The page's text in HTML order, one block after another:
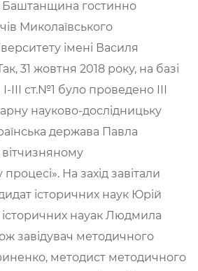
Баштанщина гостинно
Миколаївського
імені Василя
31 жовтня 2018 року, на базі
ст.№1 було проведено ІІІ
науково-дослідницьку
держава Павла
На захід завітали
історичних наук Юрій
історичних науак Людмила
завідувач методичного
методист методичного